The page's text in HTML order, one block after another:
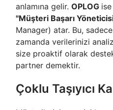
anlamına gelir. OPLOG ise
"Müşteri Başarı
Manager) atar. Bu,
zamanda verilerinizi
size proaktif olarak
partner demektir.
Çoklu Taşıyıcı